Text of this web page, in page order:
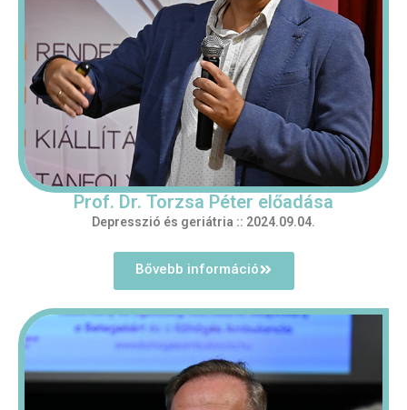
Prof. Dr. Torzsa Péter előadása
Depresszió és geriátria :: 2024.09.04.
Bővebb információ